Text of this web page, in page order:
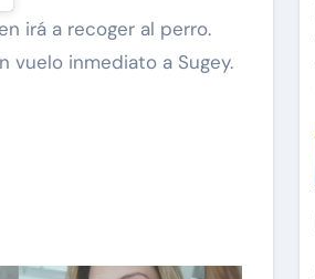
irá a recoger al perro.
vuelo inmediato a Sugey.